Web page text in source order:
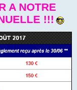
A NOTRE
!!!